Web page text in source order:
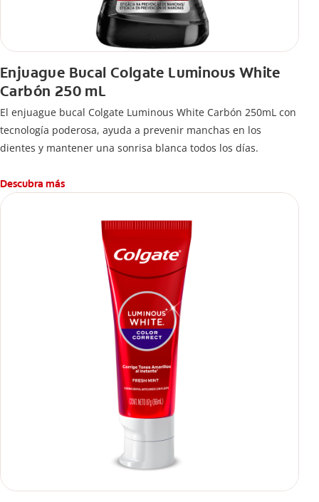
Enjuague Bucal Colgate Luminous White
Carbón 250 mL
El enjuague bucal Colgate Luminous White Carbón 250mL con
tecnología poderosa, ayuda a prevenir manchas en los
dientes y mantener una sonrisa blanca todos los días.
Descubra más